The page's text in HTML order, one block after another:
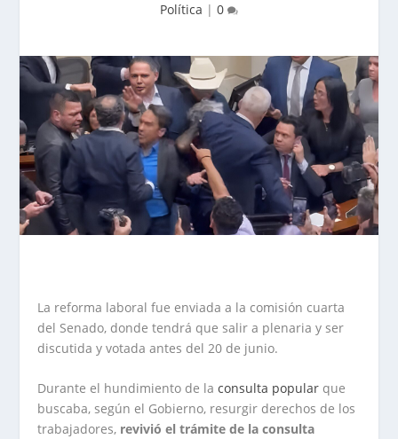
Política | 0
La reforma laboral fue enviada a la comisión cuarta
del Senado, donde tendrá que salir a plenaria y ser
discutida y votada antes del 20 de junio.
Durante el hundimiento de laconsulta popular que
buscaba, según el Gobierno, resurgir derechos de los
trabajadores, revivió el trámite de la consulta